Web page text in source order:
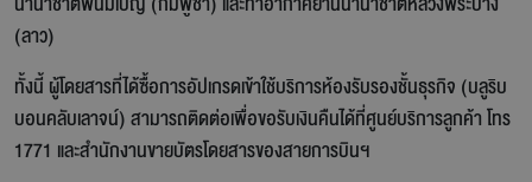
(ลาว)
ทั้งนี้ ผู้โดยสารที่ได้ซื้อการอัปเกรดเข้าใช้บริการห้องรับรองชั้นธุรกิจ (บลูริบ
บอนคลับเลาจน์) สามารถติดต่อเพื่อขอรับเงินคืนได้ที่ศูนย์บริการลูกค้า โทร
1771 และสำนักงานขายบัตรโดยสารของสายการบินฯ